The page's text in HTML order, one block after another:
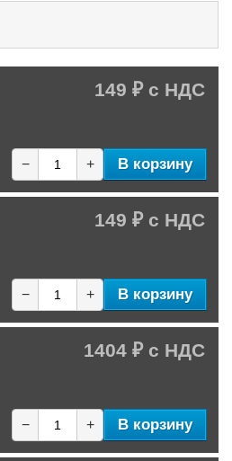
149 ₽
− + В корзину
149 ₽
− + В корзину
1404 ₽
− + В корзину